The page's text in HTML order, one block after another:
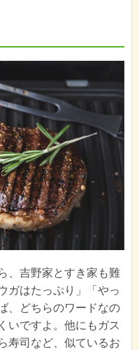
、吉野家とすき家も難
ガはたっぷり」「やっ
、どちらのワードなの
いですよ。他にもガス
寿司など、似ているお